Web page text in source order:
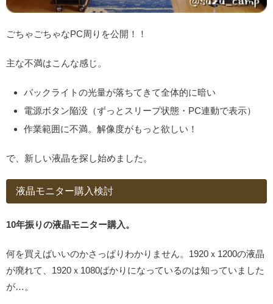
ごちゃごちゃなPC周りを公開！！
主な不満はこんな感じ。
バックライトの光量が落ちてきて全体的に暗い
電源ボタン陥没（ずっとスリープ状態・PC連動で表示）
作業範囲に不満。解像度がもっと欲しい！
で、新しい液晶を探し始めました。
液晶モニター購入検討
10年振りの液晶モニター購入。
何を買えばいいのかさっぱりわかりません。1920ｘ1200の液晶
が廃れて、1920ｘ1080ばかりになっているのは知っていました
が…。